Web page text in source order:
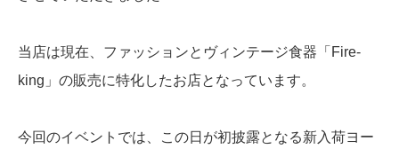
当店は現在、ファッションとヴィンテージ食器「Fire-
king」の販売に特化したお店となっています。
今回のイベントでは、この日が初披露となる新入荷ヨー